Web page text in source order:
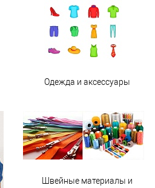
Одежда и аксессуары
Швейные материалы и